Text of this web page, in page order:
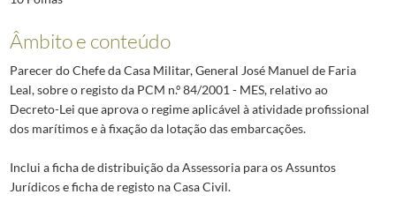
Âmbito e conteúdo
Parecer do Chefe da Casa Militar, General José Manuel de Faria
Leal, sobre o registo da PCM n.º 84/2001 - MES, relativo ao
Decreto-Lei que aprova o regime aplicável à atividade profissional
dos marítimos e à fixação da lotação das embarcações.
Inclui a ficha de distribuição da Assessoria para os Assuntos
Jurídicos e ficha de registo na Casa Civil.